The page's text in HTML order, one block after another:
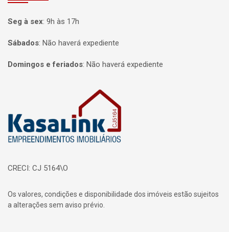
Seg à sex: 9h às 17h
Sábados: Não haverá expediente
Domingos e feriados: Não haverá expediente
CRECI: CJ 5164\O
Os valores, condições e disponibilidade dos imóveis estão sujeitos
a alterações sem aviso prévio.